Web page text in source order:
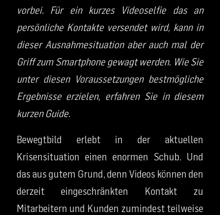
vorbei. Für ein kurzes Videoselfie das an
persönliche Kontakte versendet wird, kann in
dieser Ausnahmesituation aber auch mal der
Griff zum Smartphone gewagt werden. Wie Sie
unter diesen Voraussetzungen bestmögliche
Ergebnisse erzielen, erfahren Sie in diesem
kurzen Guide.
Bewegtbild erlebt in der aktuellen
Krisensituation einen enormen Schub. Und
das aus gutem Grund, denn Videos können den
derzeit eingeschränkten Kontakt zu
Mitarbeitern und Kunden zumindest teilweise